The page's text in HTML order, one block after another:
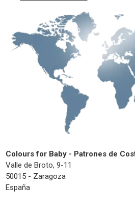
Colours for Baby - Patrones de
Valle de Broto, 9-11
50015 - Zaragoza
España